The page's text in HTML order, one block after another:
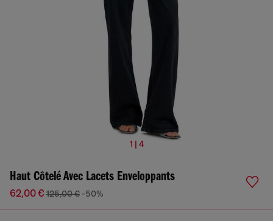
1 | 4
Haut Côtelé Avec Lacets Enveloppants
62,00 € 125,00 € -50%